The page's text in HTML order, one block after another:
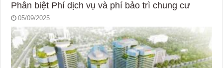
Phân biệt Phí dịch vụ và phí bảo trì chung cư
05/09/2025